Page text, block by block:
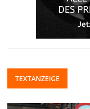
TEXTANZEIGE